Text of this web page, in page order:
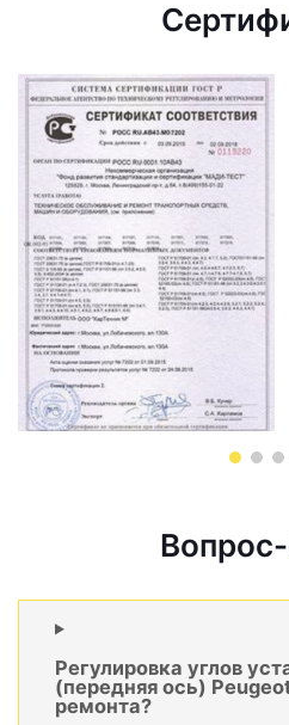
Регулировка углов
(передняя ось)
ремонта?